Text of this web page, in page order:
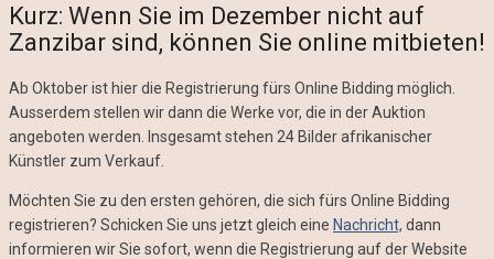
Kurz: Wenn Sie im Dezember nicht auf
Zanzibar sind, können Sie online mitbieten!
Ab Oktober ist hier die Registrierung fürs Online Bidding möglich.
Ausserdem stellen wir dann die Werke vor, die in der Auktion
angeboten werden. Insgesamt stehen 24 Bilder afrikanischer
Künstler zum Verkauf.
Möchten Sie zu den ersten gehören, die sich fürs Online Bidding
registrieren? Schicken Sie uns jetzt gleich eine Nachricht, dann
informieren wir Sie sofort, wenn die Registrierung auf der Website